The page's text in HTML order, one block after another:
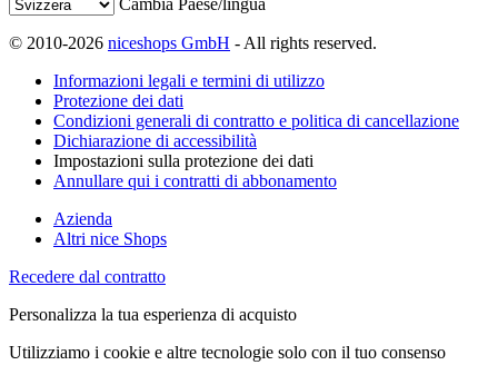
© 2010-2026 niceshops GmbH - All rights reserved.
Informazioni legali e termini di utilizzo
Protezione dei dati
Condizioni generali di contratto e politica di cancellazione
Dichiarazione di accessibilità
Impostazioni sulla protezione dei dati
Annullare qui i contratti di abbonamento
Azienda
Altri nice Shops
Recedere dal contratto
Personalizza la tua esperienza di acquisto
Utilizziamo i cookie e altre tecnologie solo con il tuo consenso